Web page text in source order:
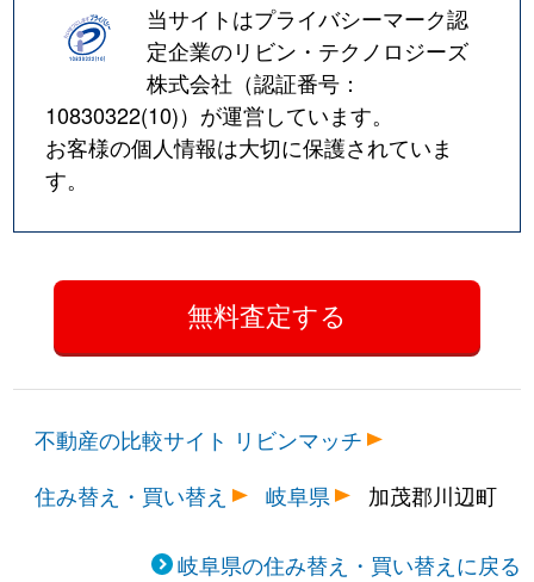
当サイトはプライバシーマーク認
定企業のリビン・テクノロジーズ
株式会社（認証番号：
10830322(10)）が運営しています。
お客様の個人情報は大切に保護されていま
す。
不動産の比較サイト リビンマッチ
住み替え・買い替え
岐阜県 加茂郡川辺町
岐阜県の住み替え・買い替えに戻る